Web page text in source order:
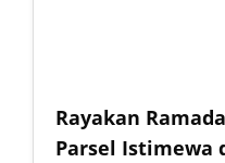
Rayakan
Parsel Istimewa